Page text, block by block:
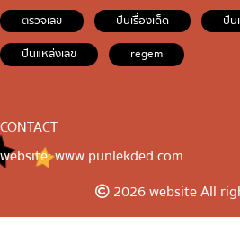
ตรวจเลข ปันเรื่องเด็ด ปัน
ปันแหล่งเลข
regem
CONTACT
website: www.punlekded.com
2026 website All